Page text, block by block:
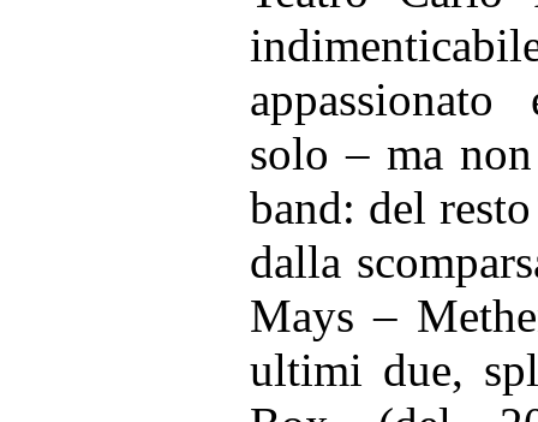
appassionato
solo – ma
band: del
dalla
Mays –
ultimi due,